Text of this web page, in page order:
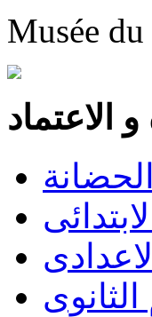
Musée
و الاعتماد